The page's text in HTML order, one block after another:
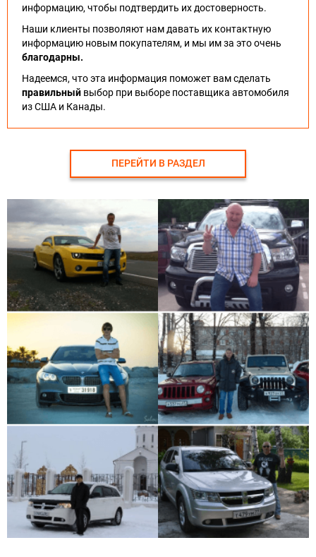
информацию, чтобы подтвердить их достоверность.
Наши клиенты позволяют нам давать их контактную
информацию новым покупателям, и мы им за это очень
благодарны.
Надеемся, что эта информация поможет вам сделать
правильный выбор при выборе поставщика автомобиля
из США и Канады.
ПЕРЕЙТИ В РАЗДЕЛ